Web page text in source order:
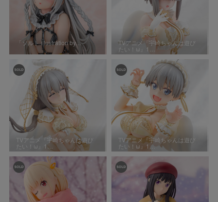
「ソルト illustration by… TVアニメ『宇崎ちゃんは遊び
たい！ω』1…
TVアニメ『宇崎ちゃんは遊び
たい！ω』1…
TVアニメ『宇崎ちゃんは遊び
たい！ω』1…